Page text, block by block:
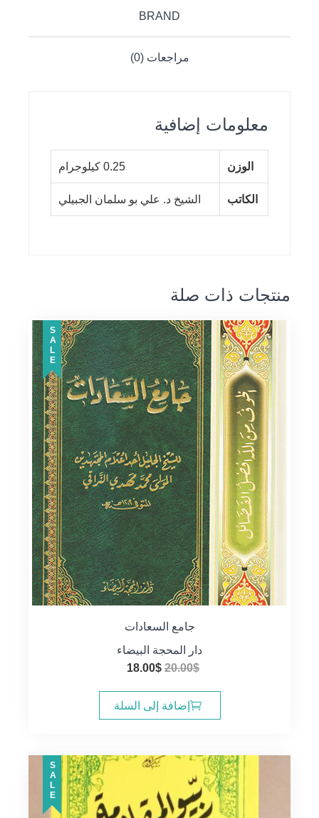
BRAND
مراجعات (0)
معلومات إضافية
الوزن 0.25 كيلوجرام
الكاتب الشيخ د. علي بو سلمان الجبيلي
منتجات ذات صلة
SALE
جامع السعادات
دار المحجة البيضاء
20.00$
السعر
هو:
20.00$.
18.00$
هو:
18.00$.
إضافة إلى السلة
SALE